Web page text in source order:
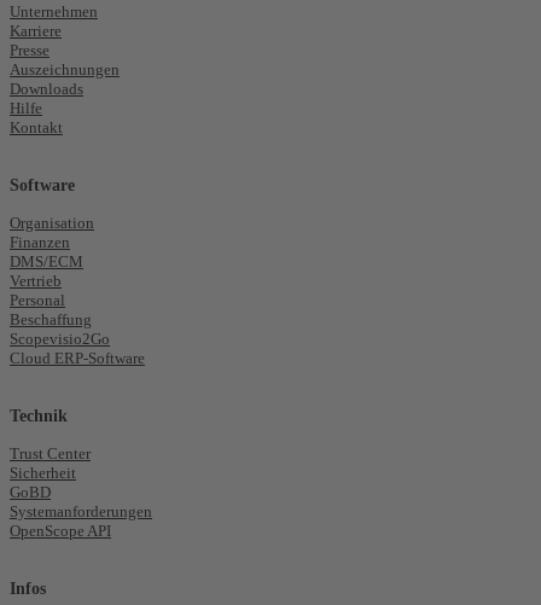
Unternehmen
Karriere
Presse
Auszeichnungen
Downloads
Hilfe
Kontakt
Software
Organisation
Finanzen
DMS/ECM
Vertrieb
Personal
Beschaffung
Scopevisio2Go
Cloud ERP-Software
Technik
Trust Center
Sicherheit
GoBD
Systemanforderungen
OpenScope API
Infos